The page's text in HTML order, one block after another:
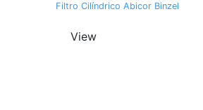
Filtro Cilíndrico Abicor Binzel
View